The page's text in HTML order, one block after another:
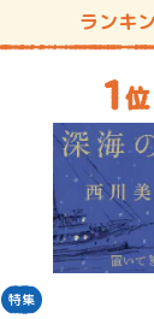
ランキ
特集